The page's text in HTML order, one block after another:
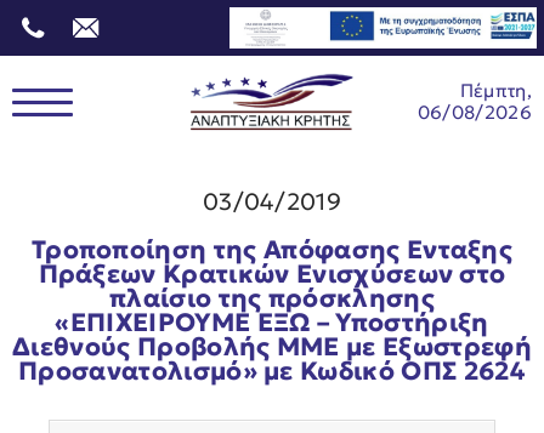
Πέμπτη,
06/08/2026
03/04/2019
Τροποποίηση της Απόφασης Ενταξης
Πράξεων Κρατικών Ενισχύσεων στο
πλαίσιο της πρόσκλησης
«ΕΠΙΧΕΙΡΟΥΜΕ ΕΞΩ – Υποστήριξη
Διεθνούς Προβολής ΜΜΕ με Εξωστρεφή
Προσανατολισμό» με Κωδικό ΟΠΣ 2624